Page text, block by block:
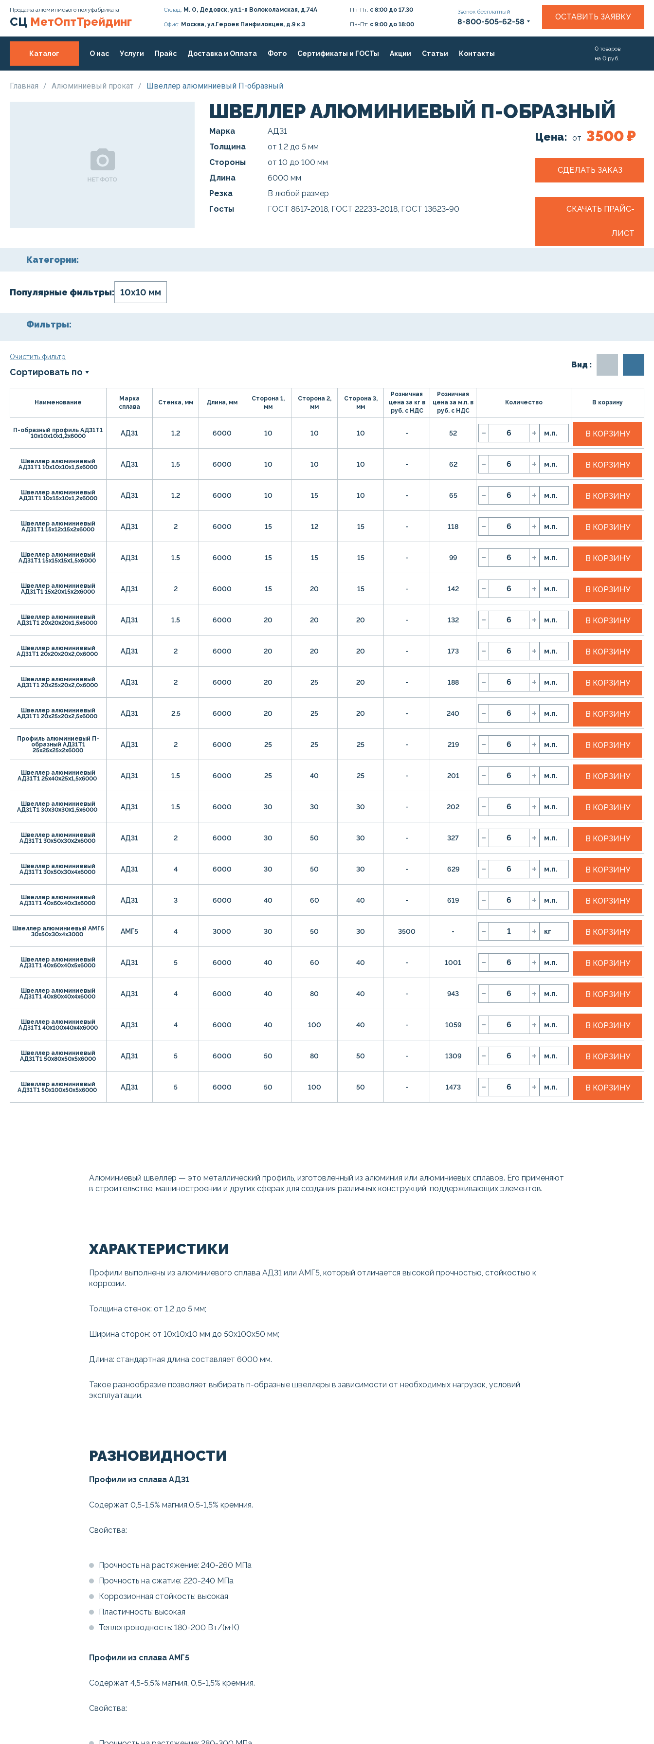
Продажа алюминиевого полуфабриката
СЦ МетОптТрейдинг
Склад: М. О, Дедовск, ул.1-я Волоколамская, д.74А
Офис: Москва, ул.Героев Панфиловцев, д.9 к.3
Пн-Пт: с 8:00 до 17.30
Пн-Пт: с 9:00 до 18:00
Звонок бесплатный
8-800-505-62-58
ОСТАВИТЬ ЗАЯВКУ
Каталог О нас Услуги Прайс Доставка и Оплата Фото Сертификаты и ГОСТы Акции Статьи Контакты
0 товаров
на 0 руб.
Главная / Алюминиевый прокат / Швеллер алюминиевый П-образный
Категории:
ШВЕЛЛЕР АЛЮМИНИЕВЫЙ П-ОБРАЗНЫЙ
Марка
АД31
Толщина
от 1,2 до 5 мм
Стороны
от 10 до 100 мм
Длина
6000 мм
Резка
В любой размер
Госты
ГОСТ 8617-2018, ГОСТ 22233-2018, ГОСТ 13623-90
Цена: от 3500 ₽
СДЕЛАТЬ ЗАКАЗ
СКАЧАТЬ ПРАЙС-
ЛИСТ
Популярные фильтры: 10х10 мм
Очистить фильтр
Сортировать по
Вид :
Фильтры:
Наименование
Марка
сплава
Стенка, мм Длина, мм
Сторона 1,
мм
Сторона 2,
мм
Сторона 3,
мм
Розничная
цена за кг в
руб. с НДС
Розничная
цена за м.п. в
руб. с НДС
Количество В корзину
П-образный профиль АД31Т1
10х10х10х1,2х6000
АД31 1.2 6000 10 10 10 - 52 м.п. В КОРЗИНУ
Швеллер алюминиевый
АД31Т1 10х10х10х1,5х6000
АД31 1.5 6000 10 10 10 - 62 м.п. В КОРЗИНУ
Швеллер алюминиевый
АД31Т1 10х15х10х1,2х6000
АД31 1.2 6000 10 15 10 - 65 м.п. В КОРЗИНУ
Швеллер алюминиевый
АД31Т1 15х12х15х2х6000
АД31 2 6000 15 12 15 - 118 м.п. В КОРЗИНУ
Швеллер алюминиевый
АД31Т1 15х15х15х1,5х6000
АД31 1.5 6000 15 15 15 - 99 м.п. В КОРЗИНУ
Швеллер алюминиевый
АД31Т1 15х20х15х2х6000
АД31 2 6000 15 20 15 - 142 м.п. В КОРЗИНУ
Швеллер алюминиевый
АД31Т1 20х20х20х1,5х6000
АД31 1.5 6000 20 20 20 - 132 м.п. В КОРЗИНУ
Швеллер алюминиевый
АД31Т1 20х20х20х2,0х6000
АД31 2 6000 20 20 20 - 173 м.п. В КОРЗИНУ
Швеллер алюминиевый
АД31Т1 20х25х20х2,0х6000
АД31 2 6000 20 25 20 - 188 м.п. В КОРЗИНУ
Швеллер алюминиевый
АД31Т1 20х25х20х2,5х6000
АД31 2.5 6000 20 25 20 - 240 м.п. В КОРЗИНУ
Профиль алюминиевый П-
образный АД31Т1
25х25х25х2х6000
АД31 2 6000 25 25 25 - 219 м.п. В КОРЗИНУ
Швеллер алюминиевый
АД31Т1 25х40х25х1,5х6000
АД31 1.5 6000 25 40 25 - 201 м.п. В КОРЗИНУ
Швеллер алюминиевый
АД31Т1 30х30х30х1,5х6000
АД31 1.5 6000 30 30 30 - 202 м.п. В КОРЗИНУ
Швеллер алюминиевый
АД31Т1 30х50х30х2х6000
АД31 2 6000 30 50 30 - 327 м.п. В КОРЗИНУ
Швеллер алюминиевый
АД31Т1 30х50х30х4х6000
АД31 4 6000 30 50 30 - 629 м.п. В КОРЗИНУ
Швеллер алюминиевый
АД31Т1 40х60х40х3х6000
АД31 3 6000 40 60 40 - 619 м.п. В КОРЗИНУ
Швеллер алюминиевый АМГ5
30х50х30х4х3000
АМГ5 4 3000 30 50 30 3500 - кг В КОРЗИНУ
Швеллер алюминиевый
АД31Т1 40х60х40х5х6000
АД31 5 6000 40 60 40 - 1001 м.п. В КОРЗИНУ
Швеллер алюминиевый
АД31Т1 40х80х40х4х6000
АД31 4 6000 40 80 40 - 943 м.п. В КОРЗИНУ
Швеллер алюминиевый
АД31Т1 40х100х40х4х6000
АД31 4 6000 40 100 40 - 1059 м.п. В КОРЗИНУ
Швеллер алюминиевый
АД31Т1 50х80х50х5х6000
АД31 5 6000 50 80 50 - 1309 м.п. В КОРЗИНУ
Швеллер алюминиевый
АД31Т1 50х100х50х5х6000
АД31 5 6000 50 100 50 - 1473 м.п. В КОРЗИНУ
Алюминиевый швеллер — это металлический профиль, изготовленный из алюминия или алюминиевых сплавов. Его применяют
в строительстве, машиностроении и других сферах для создания различных конструкций, поддерживающих элементов.
ХАРАКТЕРИСТИКИ
Профили выполнены из алюминиевого сплава АД31 или АМГ5, который отличается высокой прочностью, стойкостью к
коррозии.
Толщина стенок: от 1,2 до 5 мм;
Ширина сторон: от 10x10x10 мм до 50x100x50 мм;
Длина: стандартная длина составляет 6000 мм.
Такое разнообразие позволяет выбирать п-образные швеллеры в зависимости от необходимых нагрузок, условий
эксплуатации.
РАЗНОВИДНОСТИ
Профили из сплава АД31
Содержат 0,5-1,5% магния,0,5-1,5% кремния.
Свойства:
Прочность на растяжение: 240-260 МПа
Прочность на сжатие: 220-240 МПа
Коррозионная стойкость: высокая
Пластичность: высокая
Теплопроводность: 180-200 Вт/(м·К)
Профили из сплава АМГ5
Содержат 4,5-5,5% магния, 0,5-1,5% кремния.
Свойства: